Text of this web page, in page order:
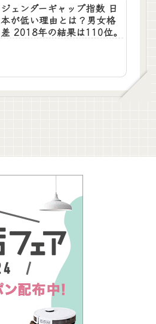
ジェンダーギャップ指数 日
本が低い理由とは？男女格
差 2018年の結果は110位。